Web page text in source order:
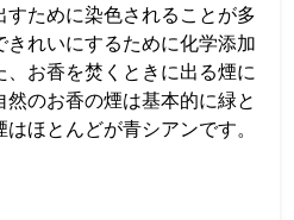
ために染色されることが多
きれいにするために化学添加
お香を焚くときに出る煙に
のお香の煙は基本的に緑と
ほとんどが青シアンです。